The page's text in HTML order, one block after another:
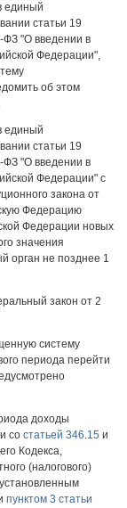
единый
статьи 19
ФЗ "О введении в
Федерации",
об этом
единый
статьи 19
ФЗ "О введении в
Федерации" с
закона от
Федерацию
Федерации новых
значения
орган не позднее 1
закон от 2
систему
периода перейти
доходы
со статьей 346.15 и
Кодекса,
(налогового)
пунктом 3 статьи